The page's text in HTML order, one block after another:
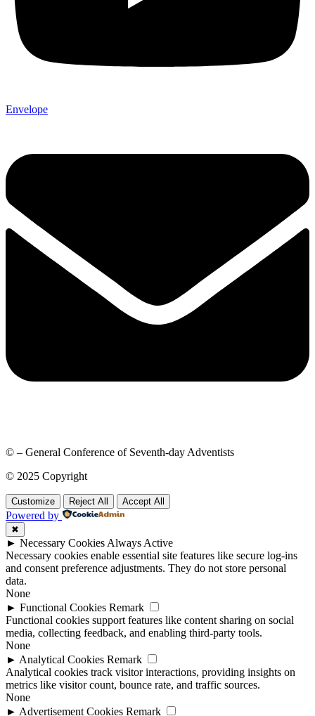
Envelope
© – General Conference of Seventh-day Adventists
© 2025 Copyright
Customize Reject All Accept All
Powered by
✖
► Necessary Cookies Always Active
Necessary cookies enable essential site features like secure log-ins
and consent preference adjustments. They do not store personal
data.
None
► Functional Cookies Remark
Functional cookies support features like content sharing on social
media, collecting feedback, and enabling third-party tools.
None
► Analytical Cookies Remark
Analytical cookies track visitor interactions, providing insights on
metrics like visitor count, bounce rate, and traffic sources.
None
► Advertisement Cookies Remark